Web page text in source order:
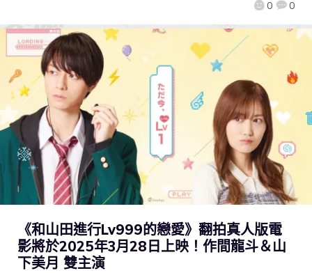
0 0
《和山田進行Lv999的戀愛》翻拍真人版電
影將於2025年3月28日上映！作間龍斗＆山
下美月 雙主演